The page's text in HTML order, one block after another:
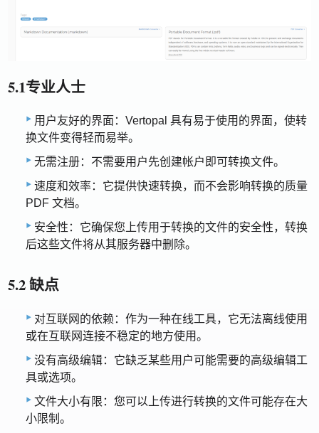
5.1专业人士
用户友好的界面：Vertopal 具有易于使用的界面，使转
换文件变得轻而易举。
无需注册：不需要用户先创建帐户即可转换文件。
速度和效率：它提供快速转换，而不会影响转换的质量
PDF 文档。
安全性：它确保您上传用于转换的文件的安全性，转换
后这些文件将从其服务器中删除。
5.2 缺点
对互联网的依赖：作为一种在线工具，它无法离线使用
或在互联网连接不稳定的地方使用。
没有高级编辑：它缺乏某些用户可能需要的高级编辑工
具或选项。
文件大小有限：您可以上传进行转换的文件可能存在大
小限制。